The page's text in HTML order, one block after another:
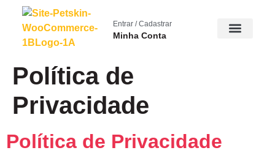
Entrar / Cadastrar
Minha Conta
Política de
Privacidade
Política de Privacidade